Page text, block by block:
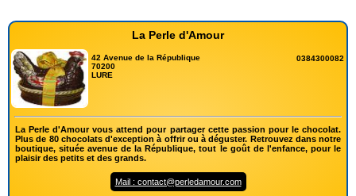
La Perle d'Amour
42 Avenue de la République
70200
LURE
0384300082
La Perle d'Amour vous attend pour partager cette passion pour le chocolat.
Plus de 80 chocolats d'exception à offrir ou à déguster. Retrouvez dans notre
boutique, située avenue de la République, tout le goût de l'enfance, pour le
plaisir des petits et des grands.
Mail : contact@perledamour.com